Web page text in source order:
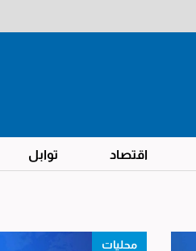
اقتصاد توابل
محليات